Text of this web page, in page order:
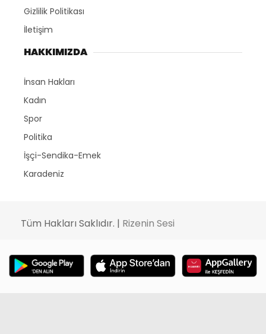
Gizlilik Politikası
İletişim
HAKKIMIZDA
İnsan Hakları
Kadın
Spor
Politika
İşçi-Sendika-Emek
Karadeniz
Tüm Hakları Saklıdır. | Rizenin Sesi